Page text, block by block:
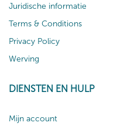
Juridische informatie
Terms & Conditions
Privacy Policy
Werving
DIENSTEN EN HULP
Mijn account